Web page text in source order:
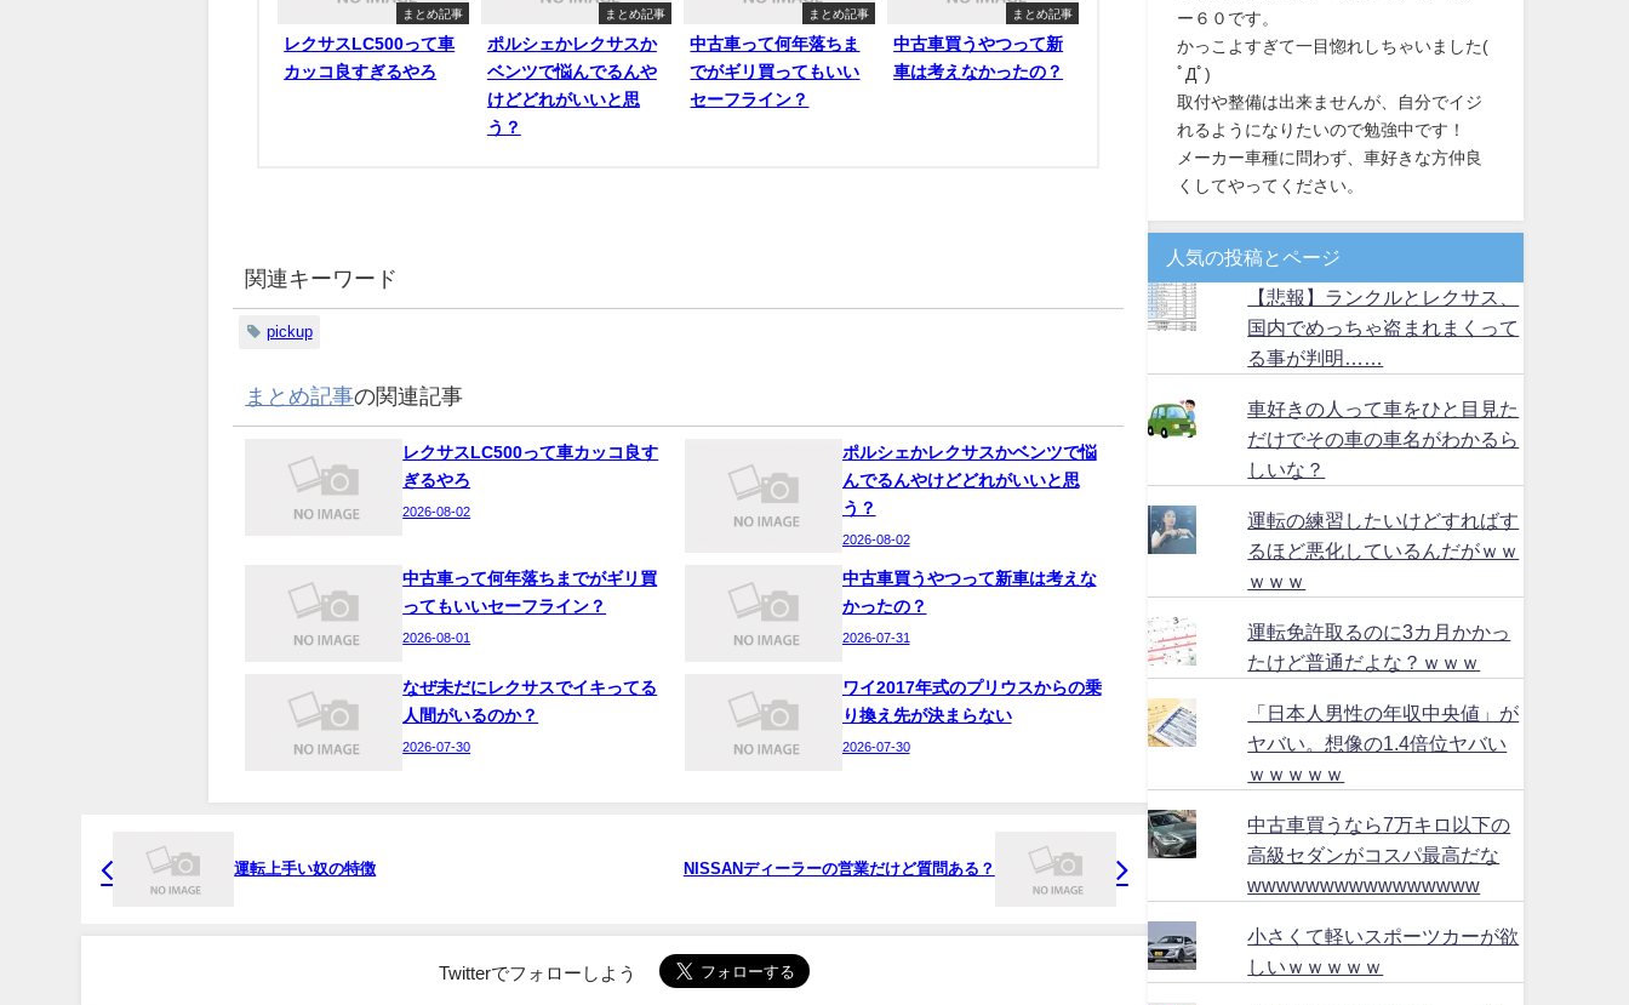
まとめ記事
レクサスLC500って車
カッコ良すぎるやろ
まとめ記事
ポルシェかレクサスか
ベンツで悩んでるんや
けどどれがいいと思
う？
まとめ記事
中古車って何年落ちま
でがギリ買ってもいい
セーフライン？
まとめ記事
中古車買うやつって新
車は考えなかったの？
関連キーワード
pickup
まとめ記事の関連記事
レクサスLC500って車カッコ良す
ぎるやろ
2026-08-02
ポルシェかレクサスかベンツで悩
んでるんやけどどれがいいと思
う？
2026-08-02
中古車って何年落ちまでがギリ買
ってもいいセーフライン？
2026-08-01
中古車買うやつって新車は考えな
かったの？
2026-07-31
なぜ未だにレクサスでイキってる
人間がいるのか？
2026-07-30
ワイ2017年式のプリウスからの乗
り換え先が決まらない
2026-07-30
運転上手い奴の特徴 NISSANディーラーの営業だけど質問ある？
Twitterでフォローしよう
ー６０です。
かっこよすぎて一目惚れしちゃいました(
ﾟДﾟ)
取付や整備は出来ませんが、自分でイジ
れるようになりたいので勉強中です！
メーカー車種に問わず、車好きな方仲良
くしてやってください。
人気の投稿とページ
【悲報】ランクルとレクサス、
国内でめっちゃ盗まれまくって
る事が判明……
車好きの人って車をひと目見た
だけでその車の車名がわかるら
しいな？
運転の練習したいけどすればす
るほど悪化しているんだがｗｗ
ｗｗｗ
運転免許取るのに3カ月かかっ
たけど普通だよな？ｗｗｗ
「日本人男性の年収中央値」が
ヤバい。想像の1.4倍位ヤバい
ｗｗｗｗｗ
中古車買うなら7万キロ以下の
高級セダンがコスパ最高だな
wwwwwwwwwwwwwwww
小さくて軽いスポーツカーが欲
しいｗｗｗｗｗ